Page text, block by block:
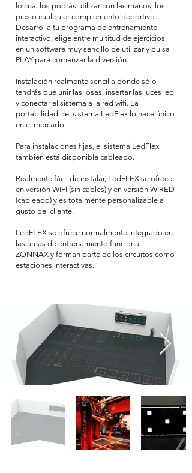
lo cual los podrás utilizar con las manos, los
pies o cualquier complemento deportivo.
Desarrolla tu programa de entrenamiento
interactivo, elige entre multitud de ejercicios
en un software muy sencillo de utilizar y pulsa
PLAY para comenzar la diversión.
Instalación realmente sencilla donde sólo
tendrás que unir las losas, insertar las luces led
y conectar el sistema a la red wifi. La
portabilidad del sistema LedFlex lo hace único
en el mercado.
Para instalaciones fijas, el sistema LedFlex
también está disponible cableado.
Realmente fácil de instalar, LedFLEX se ofrece
en versión WIFI (sin cables) y en versión WIRED
(cableado) y es totalmente personalizable a
gusto del cliente.
LedFLEX se ofrece normalmente integrado en
las áreas de entrenamiento funcional
ZONNAX y forman parte de los circuitos como
estaciones interactivas.